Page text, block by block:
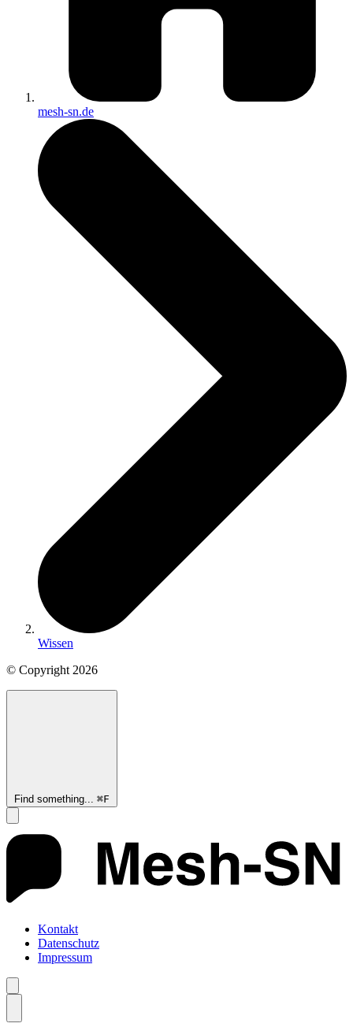
mesh-sn.de
Wissen
© Copyright2026
Find something... ⌘F
Kontakt
Datenschutz
Impressum